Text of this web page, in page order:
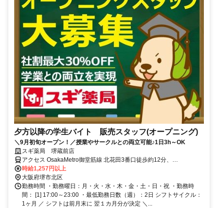
夕方以降の学生バイト 販売スタッフ(オープニング)
＼9月初旬オープン！／授業やサークルとの両立可能♪1日3h～OK
スギ薬局 堺蔵前店
アクセス OsakaMetro御堂筋線 北花田3番口徒歩約12分、
OsakaMetro御堂筋線 新金岡1番口徒歩約13分、近鉄南大阪線 布忍徒
歩約26分
時給1,257円以上
大阪府堺市北区
勤務時間 ・勤務曜日：月・火・水・木・金・土・日・祝 ・勤務時
間： [1] 17:00～23:00 ・最低勤務日数（週）：2日 シフトサイクル：
1ヶ月 ／ シフトは前月末に 翌１カ月分が決定 ＼...